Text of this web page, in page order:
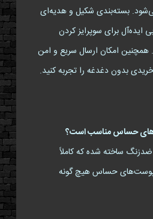
بسته‌بندی شکیل و هدیه‌ای
ایده‌آل برای سوپرایز کردن
همچنین امکان ارسال سریع و امن
خریدی بدون دغدغه را تجربه کنید.
حساس مناسب است؟
ساخته شده که کاملاً
پوست‌های حساس هیچ گونه